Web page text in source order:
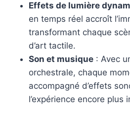
Effets de lumière
en temps réel accroît
transformant chaque
d’art tactile.
Son et musique : Avec
orchestrale, chaque
accompagné d’effets
l’expérience encore plus